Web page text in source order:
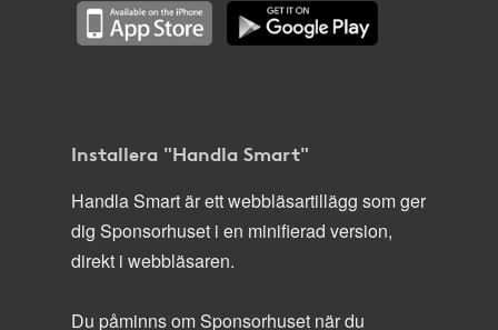
Installera "Handla Smart"
Handla Smart är ett webbläsartillägg som ger
dig Sponsorhuset i en minifierad version,
direkt i webbläsaren.
Du påminns om Sponsorhuset när du